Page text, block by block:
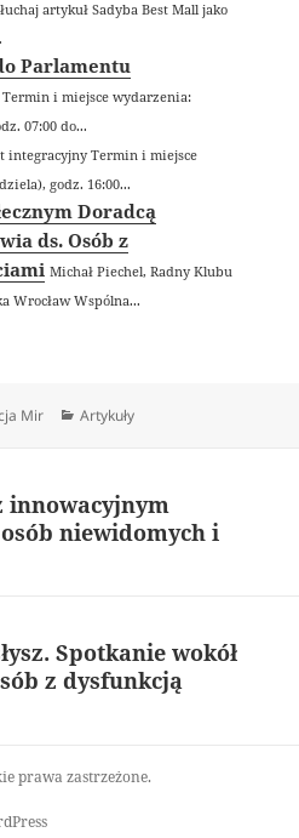
artykuł Sadyba Best Mall jako
Parlamentu
Termin i miejsce wydarzenia:
07:00 do...
integracyjny Termin i miejsce
godz. 16:00...
Doradcą
ds. Osób z
Michał Piechel, Radny Klubu
Wrocław Wspólna...
Mir Kategorie
Artykuły
innowacyjnym
niewidomych i
Spotkanie wokół
z dysfunkcją
prawa zastrzeżone.